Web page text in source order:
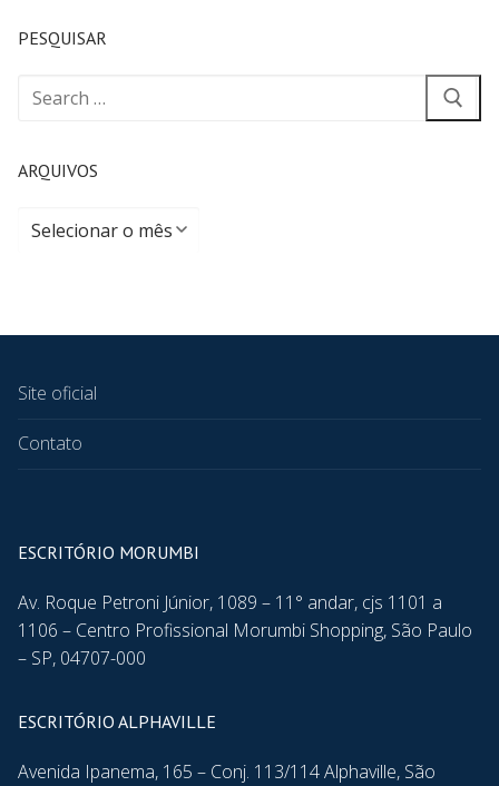
PESQUISAR
ARQUIVOS
Site oficial
Contato
ESCRITÓRIO MORUMBI
Av. Roque Petroni Júnior, 1089 – 11° andar, cjs 1101 a
1106 – Centro Profissional Morumbi Shopping, São Paulo
– SP, 04707-000
ESCRITÓRIO ALPHAVILLE
Avenida Ipanema, 165 – Conj. 113/114 Alphaville, São